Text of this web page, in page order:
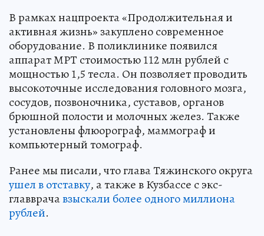
В рамках нацпроекта «Продолжительная и
активная жизнь» закуплено современное
оборудование. В поликлинике появился
аппарат МРТ стоимостью 112 млн рублей с
мощностью 1,5 тесла. Он позволяет проводить
высокоточные исследования головного мозга,
сосудов, позвоночника, суставов, органов
брюшной полости и молочных желез. Также
установлены флюорограф, маммограф и
компьютерный томограф.
Ранее мы писали, что глава Тяжинского округа
ушел в отставку, а также в Кузбассе с экс-
главврачавзыскали более одного миллиона
рублей.